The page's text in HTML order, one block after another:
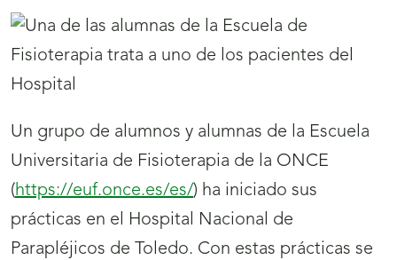
Un grupo de alumnos y alumnas de la Escuela
Universitaria de Fisioterapia de la ONCE
(https://euf.once.es/es/) ha iniciado sus
prácticas en el Hospital Nacional de
Parapléjicos de Toledo. Con estas prácticas se